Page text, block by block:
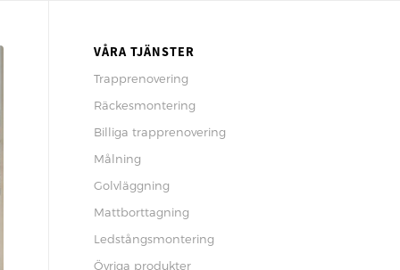
VÅRA TJÄNSTER
Trapprenovering
Räckesmontering
Billiga trapprenovering
Målning
Golvläggning
Mattborttagning
Ledstångsmontering
Övriga produkter